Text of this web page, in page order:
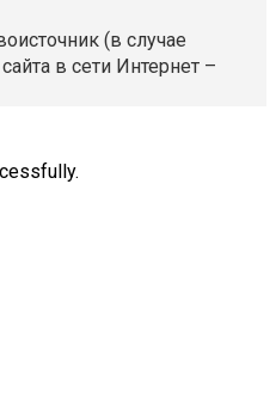
(в случае
в сети Интернет –